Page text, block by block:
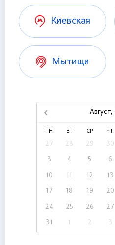
Киевская
Мытищи
Август,
ПН ВТ СР ЧТ
27 28 29 30
3 4 5 6
10 11 12 13
17 18 19 20
24 25 26 27
31 1 2 3